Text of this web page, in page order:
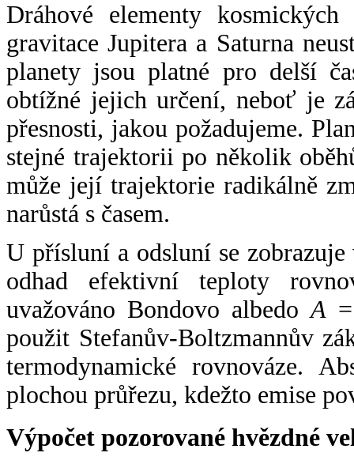
Dráhové elementy
gravitace Jupitera a Saturna
planety jsou platné pro delší
obtížné jejich určení, neboť je
přesnosti, jakou požadujeme.
stejné trajektorii po několik
může její trajektorie radikálně
narůstá s časem.
U přísluní a odsluní se
odhad efektivní teploty
uvažováno Bondovo albedoA
použit Stefanův-Boltzmannův
termodynamické rovnováze.
plochou průřezu, kdežto emise
Výpočet pozorované hvězdné